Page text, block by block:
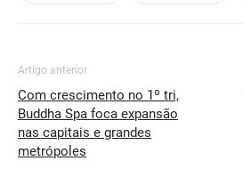
Artigo anterior
Com crescimento no 1º tri,
Buddha Spa foca expansão
nas capitais e grandes
metrópoles